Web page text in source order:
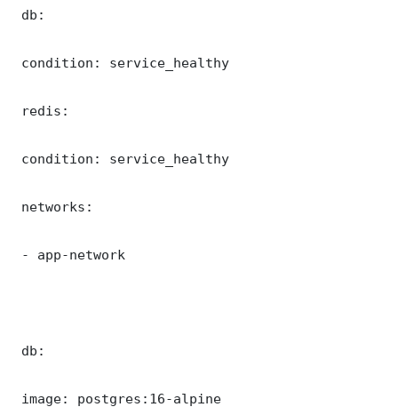
db:
condition: service_healthy
redis:
condition: service_healthy
networks:
- app-network
db:
image: postgres:16-alpine